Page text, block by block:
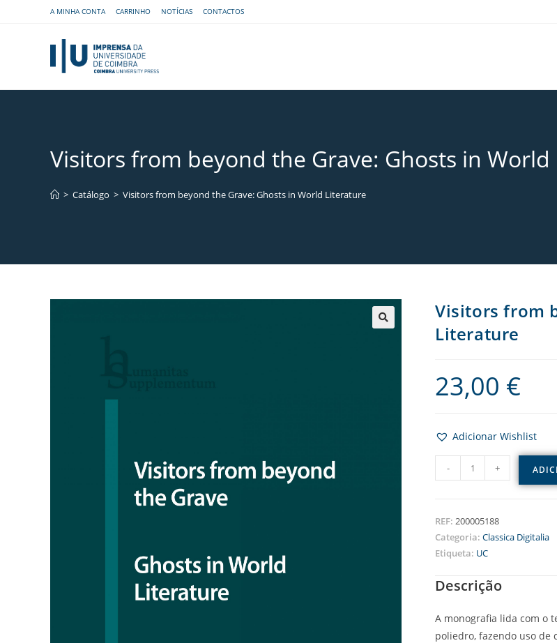
A MINHA CONTA CARRINHO NOTÍCIAS CONTACTOS
Visitors from beyond the Grave: Ghosts in
> Catálogo > Visitors from beyond the Grave: Ghosts in World Literature
Visitors from
Literature
23,00 €
Adicionar Wishlist
- +
REF: 200005188
Categoria: Classica Digitalia
Etiqueta: UC
Descrição
A monografia lida com o
poliedro, fazendo uso de